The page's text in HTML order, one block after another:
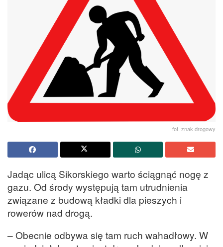
fot. znak drogowy
Jadąc ulicą Sikorskiego warto ściągnąć nogę z
gazu. Od środy występują tam utrudnienia
związane z budową kładki dla pieszych i
rowerów nad drogą.
– Obecnie odbywa się tam ruch wahadłowy. W